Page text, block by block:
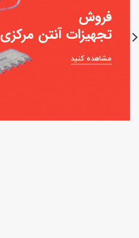
فروش
تجهیزات آنتن مرکزی
مشاهده کنید